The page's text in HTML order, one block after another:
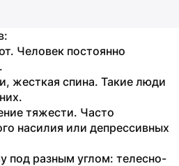
Человек постоянно
жесткая спина. Такие люди
тяжести. Часто
насилия или депрессивных
под разным углом: телесно-